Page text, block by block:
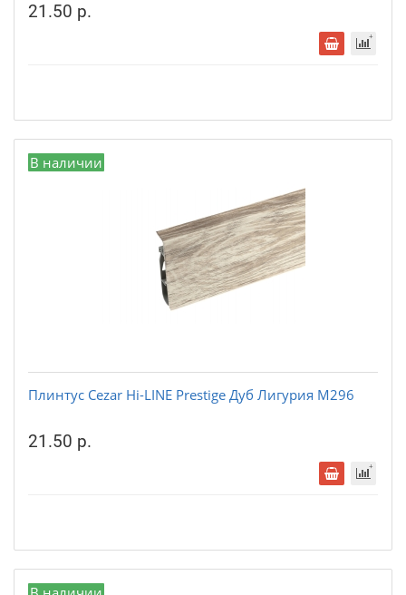
21.50 р.
В наличии
Плинтус Cezar Hi-LINE Prestige Дуб Лигурия М296
21.50 р.